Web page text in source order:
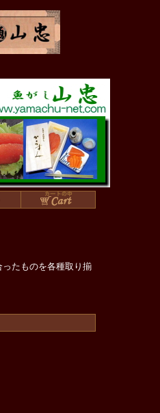
たものを各種取り揃